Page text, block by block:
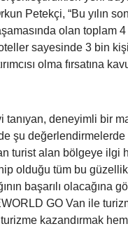
Petekçi, “Bu yılın
olan
sayesinde 3 bin
olma fırsatına
tanıyan, deneyimli bir
şu değerlendirmelerde
turist alan bölgeye ilgi
olduğu tüm bu
başarılı
GO Van ile
kazandırmak